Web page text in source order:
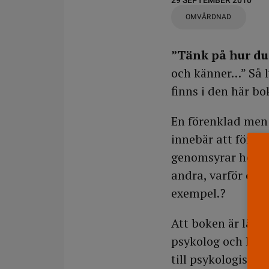
OMVÅRDNAD
”Tänk på hur
och känner…”
finns i den här
En förenklad
innebär att
genomsyrar
andra, varför det
exempel.?
Att boken är
psykolog och
till psykologiska